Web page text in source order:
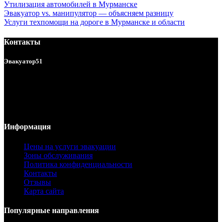
Утилизация автомобилей в Мурманске
Эвакуатор vs. манипулятор — объясняем разницу
Услуги техпомощи на дороге в Мурманске и области
Контакты
Эвакуатор51
Информация
Цены на услуги эвакуации
Зоны обслуживания
Политика конфиденциальности
Контакты
Отзывы
Карта сайта
Популярные направления